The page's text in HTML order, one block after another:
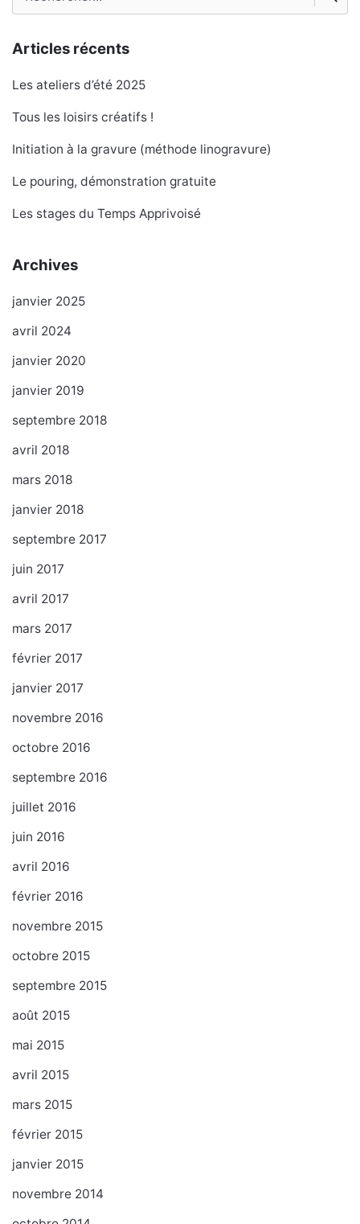
Articles récents
Les ateliers d’été 2025
Tous les loisirs créatifs !
Initiation à la gravure (méthode linogravure)
Le pouring, démonstration gratuite
Les stages du Temps Apprivoisé
Archives
janvier 2025
avril 2024
janvier 2020
janvier 2019
septembre 2018
avril 2018
mars 2018
janvier 2018
septembre 2017
juin 2017
avril 2017
mars 2017
février 2017
janvier 2017
novembre 2016
octobre 2016
septembre 2016
juillet 2016
juin 2016
avril 2016
février 2016
novembre 2015
octobre 2015
septembre 2015
août 2015
mai 2015
avril 2015
mars 2015
février 2015
janvier 2015
novembre 2014